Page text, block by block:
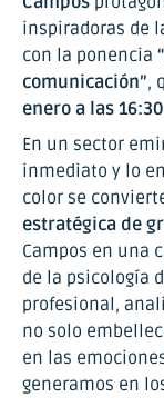
inspiradoras de
con la ponencia
comunicación”,
enero a las
En un sector
inmediato y lo
color se
estratégica de
Campos en una
de la psicología
profesional,
no solo
en las
generamos en